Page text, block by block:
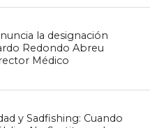
la designación
Redondo Abreu
Médico
y Sadfishing: Cuando